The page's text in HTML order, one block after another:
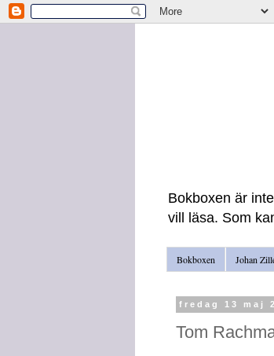
Bokboxen är
vill läsa. Som
Bokboxen Johan
fredag 13 maj
Tom